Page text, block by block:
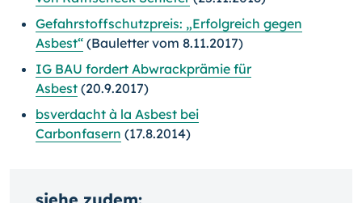
Gefahrstoffschutzpreis: „Erfolgreich gegen
Asbest“ (Bauletter vom 8.11.2017)
IG BAU fordert Abwrackprämie für
Asbest (20.9.2017)
bsverdacht à la Asbest bei
Carbonfasern (17.8.2014)